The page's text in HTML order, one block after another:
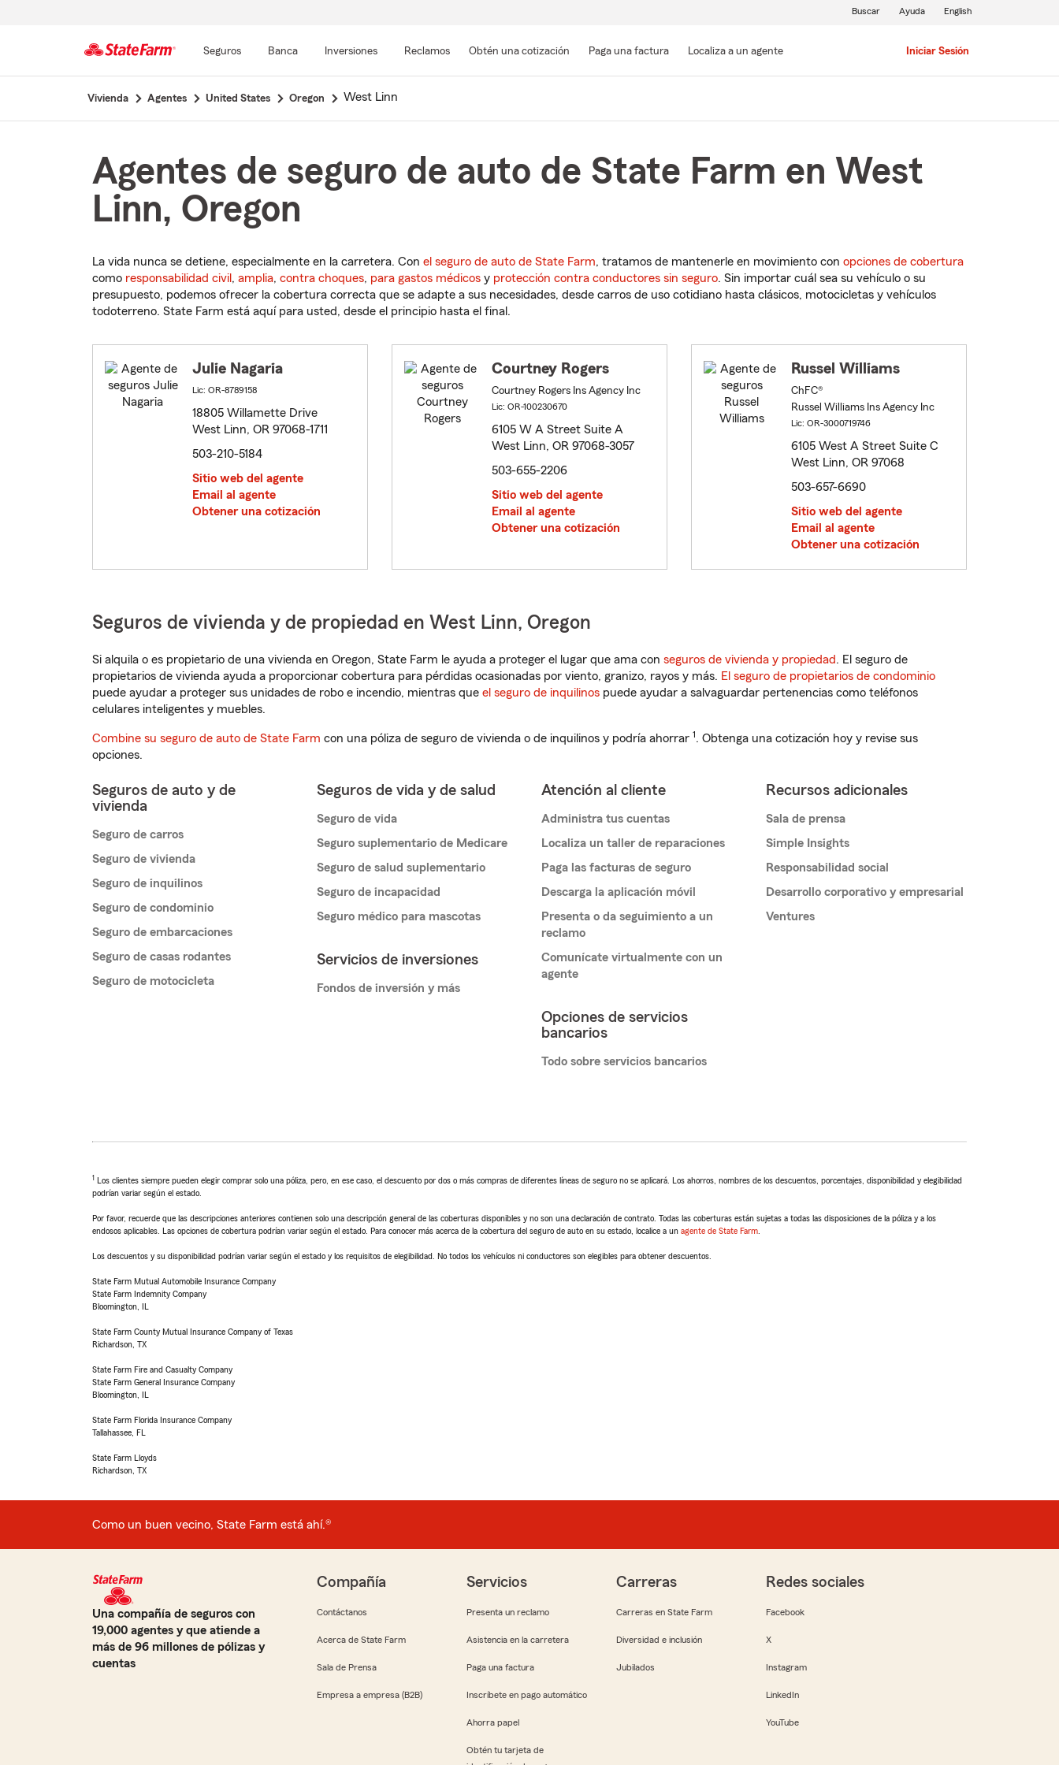
contenido
Seguros Banca Inversiones Reclamos Obtén una cotización Paga una factura Localiza a un agente Iniciar Sesión
Buscar Ayuda English
Vivienda Agentes United States Oregon West Linn
Agentes de seguro de auto de State Farm en West
Linn, Oregon
La vida nunca se detiene, especialmente en la carretera. Con el seguro de auto de State Farm, tratamos de mantenerle en movimiento con opciones de cobertura
como responsabilidad civil , amplia, contra choques, para gastos médicos y protección contra conductores sin seguro. Sin importar cuál sea su vehículo o su
presupuesto, podemos ofrecer la cobertura correcta que se adapte a sus necesidades, desde carros de uso cotidiano hasta clásicos, motocicletas y vehículos
todoterreno. State Farm está aquí para usted, desde el principio hasta el final.
Julie Nagaria
Lic: OR-8789158
18805 Willamette Drive
West Linn, OR 97068-1711
503-210-5184
Sitio web del agente
Email al agente
Obtener una cotización
Courtney Rogers
Courtney Rogers Ins Agency Inc
Lic: OR-100230670
6105 W A Street Suite A
West Linn, OR 97068-3057
503-655-2206
Sitio web del agente
Email al agente
Obtener una cotización
Russel Williams
ChFC®
Russel Williams Ins Agency Inc
Lic: OR-3000719746
6105 West A Street Suite C
West Linn, OR 97068
503-657-6690
Sitio web del agente
Email al agente
Obtener una cotización
Seguros de vivienda y de propiedad en West Linn, Oregon
Si alquila o es propietario de una vivienda en Oregon, State Farm le ayuda a proteger el lugar que ama con seguros de vivienda y propiedad. El seguro de
propietarios de vivienda ayuda a proporcionar cobertura para pérdidas ocasionadas por viento, granizo, rayos y más. El seguro de propietarios de condominio
puede ayudar a proteger sus unidades de robo e incendio, mientras que el seguro de inquilinos puede ayudar a salvaguardar pertenencias como teléfonos
celulares inteligentes y muebles.
Combine su seguro de auto de State Farm con una póliza de seguro de vivienda o de inquilinos y podría ahorrar 1. Obtenga una cotización hoy y revise sus
opciones.
Seguros de auto y de
vivienda
Seguro de carros
Seguro de vivienda
Seguro de inquilinos
Seguro de condominio
Seguro de embarcaciones
Seguro de casas rodantes
Seguro de motocicleta
Seguros de vida y de salud
Seguro de vida
Seguro suplementario de Medicare
Seguro de salud suplementario
Seguro de incapacidad
Seguro médico para mascotas
Servicios de inversiones
Fondos de inversión y más
Atención al cliente
Administra tus cuentas
Localiza un taller de reparaciones
Paga las facturas de seguro
Descarga la aplicación móvil
Presenta o da seguimiento a un
reclamo
Comunícate virtualmente con un
agente
Opciones de servicios
bancarios
Todo sobre servicios bancarios
Recursos adicionales
Sala de prensa
Simple Insights
Responsabilidad social
Desarrollo corporativo y empresarial
Ventures
1 Los clientes siempre pueden elegir comprar solo una póliza, pero, en ese caso, el descuento por dos o más compras de diferentes líneas de seguro no se aplicará. Los ahorros, nombres de los descuentos, porcentajes, disponibilidad y elegibilidad
podrían variar según el estado.
Por favor, recuerde que las descripciones anteriores contienen solo una descripción general de las coberturas disponibles y no son una declaración de contrato. Todas las coberturas están sujetas a todas las disposiciones de la póliza y a los
endosos aplicables. Las opciones de cobertura podrían variar según el estado. Para conocer más acerca de la cobertura del seguro de auto en su estado, localice a un agente de State Farm
Los descuentos y su disponibilidad podrían variar según el estado y los requisitos de elegibilidad. No todos los vehículos ni conductores son elegibles para obtener descuentos.
State Farm Mutual Automobile Insurance Company
State Farm Indemnity Company
Bloomington, IL
State Farm County Mutual Insurance Company of Texas
Richardson, TX
State Farm Fire and Casualty Company
State Farm General Insurance Company
Bloomington, IL
State Farm Florida Insurance Company
Tallahassee, FL
State Farm Lloyds
Richardson, TX
Como un buen vecino, State Farm está ahí.®
Una compañía de seguros con
19,000 agentes y que atiende a
más de 96 millones de pólizas y
cuentas
Compañía
Contáctanos
Acerca de State Farm
Sala de Prensa
Empresa a empresa (B2B)
Servicios
Presenta un reclamo
Asistencia en la carretera
Paga una factura
Inscríbete en pago automático
Ahorra papel
Obtén tu tarjeta de
Carreras
Carreras en State Farm
Diversidad e inclusión
Jubilados
Redes sociales
Facebook
X
Instagram
LinkedIn
YouTube